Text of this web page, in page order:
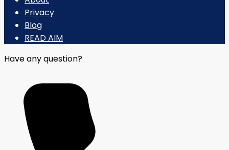
Privacy
Blog
READ AIM
Have any question?